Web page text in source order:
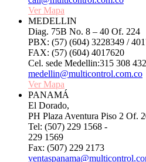
Ver Mapa
MEDELLIN
Diag. 75B No. 8 – 40 Of. 224
PBX: (57) (604) 3228349 /
FAX: (57) (604) 4017620
Cel. sede Medellin:315 308
medellin@multicontrol.com.co
Ver Mapa
PANAMÁ
El Dorado,
PH Plaza Aventura Piso 2 Of.
Tel: (507) 229 1568 -
229 1569
Fax: (507) 229 2173